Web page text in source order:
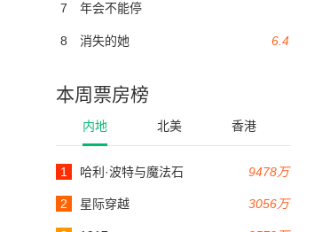
7 年会不能停
6.4
8 消失的她
本周票房榜
内地 北美 香港
9478万
1 哈利·波特与魔法石
3056万
2 星际穿越